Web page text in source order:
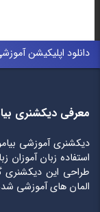
دانلود اپلیکیشن
معرفی دیکشنری
دیکشنری آموزشی
استفاده زبان آموزان
طراحی این دیکشنری
المان های آموزشی